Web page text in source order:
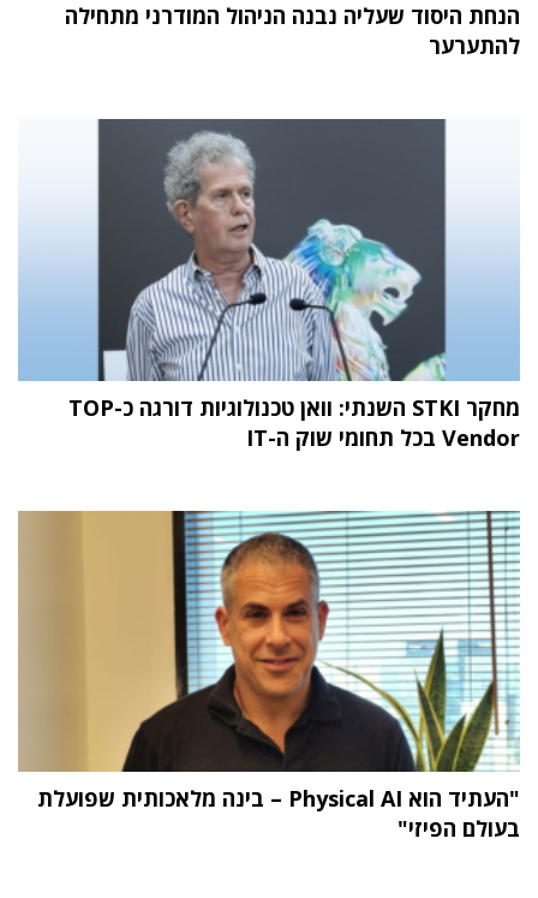
הנחת היסוד שעליה נבנה הניהול המודרני מתחילה
להתערער
מחקר STKI השנתי: וואן טכנולוגיות דורגה כ-TOP
Vendor בכל תחומי שוק ה-IT
"העתיד הוא Physical AI – בינה מלאכותית שפועלת
בעולם הפיזי"